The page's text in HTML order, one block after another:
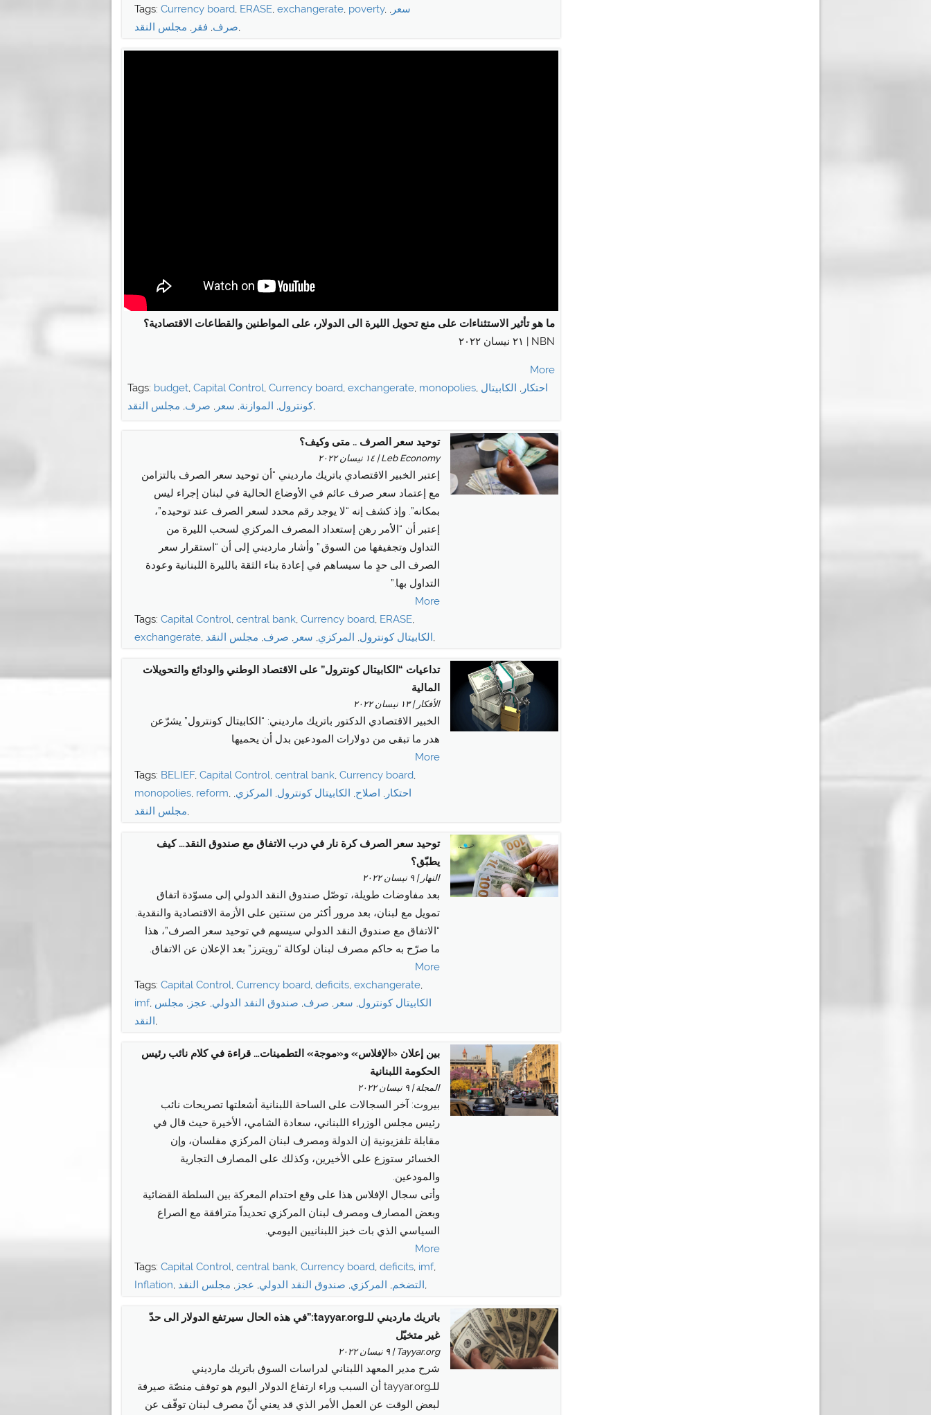
Tags:Currency board, ERASE,exchangerate, poverty, سعر ,
صرف, فقر , مجلس النقد ,
ما هو تأثير الاستثناءات على منع تحويل الليرة الى الدولار، على المواطنين والقطاعات الاقتصادية؟
NBN | ٢١ نيسان ٢٠٢٢
More
Tags: budget,Capital Control,Currency board,exchangerate, monopolies, احتكار , الكابيتال
كونترول, الموازنة, سعر , صرف, مجلس النقد ,
توحيد سعر الصرف .. متى وكيف؟
Leb Economy | ١٤ نيسان ٢٠٢٢
إعتبر الخبير الاقتصادي باتريك مارديني “أن توحيد سعر الصرف بالتزامن
مع إعتماد سعر صرف عائم في الأوضاع الحالية في لبنان إجراء ليس
بمكانه”. وإذ كشف إنه “لا يوجد رقم محدد لسعر الصرف عند توحيده”،
إعتبر أن “الأمر رهن إستعداد المصرف المركزي لسحب الليرة من
التداول وتجفيفها من السوق.” وأشار مارديني إلى أن “استقرار سعر
الصرف الى حدٍ ما سيساهم في إعادة بناء الثقة بالليرة اللبنانية وعودة
التداول بها.”
More
Tags:Capital Control,central bank,Currency board, ERASE,
exchangerate, الكابيتال كونترول, المركزي, سعر , صرف, مجلس النقد ,
تداعيات “الكابيتال كونترول” على الاقتصاد الوطني والودائع والتحويلات
المالية
الأفكار | ١٣ نيسان ٢٠٢٢
الخبير الاقتصادي الدكتور باتريك مارديني: “الكابيتال كونترول” يشرّعن
هدر ما تبقى من دولارات المودعين بدل أن يحميها
More
Tags: BELIEF,Capital Control,central bank,Currency board,
monopolies, reform, احتكار , اصلاح, الكابيتال كونترول, المركزي,
مجلس النقد,
توحيد سعر الصرف كرة نار في درب الاتفاق مع صندوق النقد… كيف
يطبّق؟
النهار | ٩ نيسان ٢٠٢٢
بعد مفاوضات طويلة، توصّل صندوق النقد الدولي إلى مسوّدة اتفاق
تمويل مع لبنان، بعد مرور أكثر من سنتين على الأزمة الاقتصادية والنقدية.
“الاتفاق مع صندوق النقد الدولي سيسهم في توحيد سعر الصرف”، هذا
ما صرّح به حاكم مصرف لبنان لوكالة “رويترز” بعد الإعلان عن الاتفاق.
More
Tags:Capital Control,Currency board,deficits,exchangerate,
imf, الكابيتال كونترول, سعر , صرف, صندوق النقد الدولي, عجز , مجلس
النقد,
بين إعلان «الإفلاس» و«موجة» التطمينات… قراءة في كلام نائب رئيس
الحكومة اللبنانية
المجلة | ٩ نيسان ٢٠٢٢
بيروت: آخر السجالات على الساحة اللبنانية أشعلتها تصريحات نائب
رئيس مجلس الوزراء اللبناني، سعادة الشامي، الأخيرة حيث قال في
مقابلة تلفزيونية إن الدولة ومصرف لبنان المركزي مفلسان، وإن
الخسائر ستوزع على الأخيرين، وكذلك على المصارف التجارية
والمودعين.
وأتى سجال الإفلاس هذا على وقع احتدام المعركة بين السلطة القضائية
وبعض المصارف ومصرف لبنان المركزي تحديداً مترافقة مع الصراع
السياسي الذي بات خبز اللبنانيين اليومي.
More
Tags:Capital Control,central bank,Currency board,deficits, imf,
Inflation, التضخم, المركزي, صندوق النقد الدولي, عجز , مجلس النقد ,
باتريك مارديني للـtayyar.org:”في هذه الحال سيرتفع الدولار الى حدّ
غير متخيّل
Tayyar.org | ٩ نيسان ٢٠٢٢
شرح مدير المعهد اللبناني لدراسات السوق باتريك مارديني
للـtayyar.org أن السبب وراء ارتفاع الدولار اليوم هو توقف منصّة صيرفة
لبعض الوقت عن العمل الأمر الذي قد يعني أنّ مصرف لبنان توقّف عن